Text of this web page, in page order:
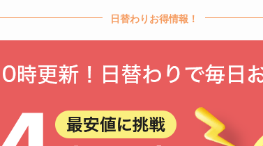
日替わりお得情報！